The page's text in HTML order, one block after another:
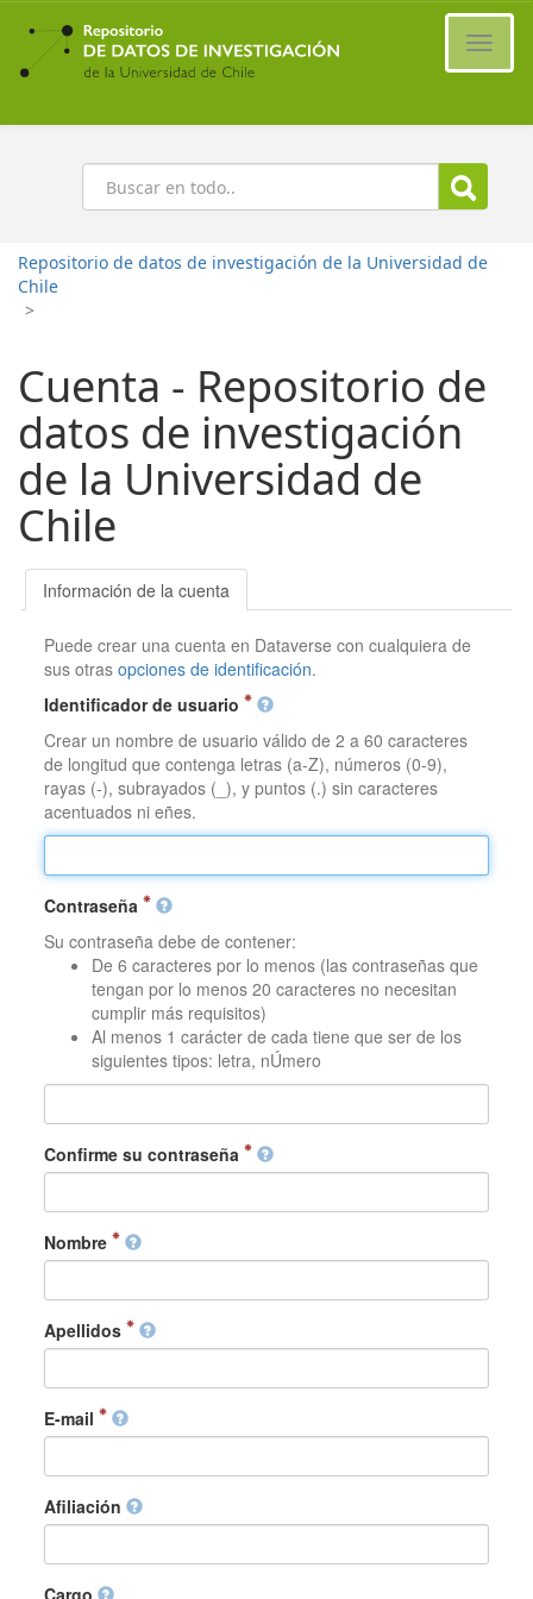
Ir
contenido
principal
Buscar
Repositorio de datos de investigación de la Universidad de
Chile
>
Cuenta - Repositorio de
datos de investigación
de la Universidad de
Chile
Información de la cuenta
Puede crear una cuenta en Dataverse con cualquiera de
sus otrasopciones de identificación.
Identificador de usuario
Crear un nombre de usuario válido de 2 a 60 caracteres
de longitud que contenga letras (a-Z), números (0-9),
rayas (-), subrayados (_), y puntos (.) sin caracteres
acentuados ni eñes.
Contraseña
Su contraseña debe de contener:
De 6 caracteres por lo menos (las contraseñas que
tengan por lo menos 20 caracteres no necesitan
cumplir más requisitos)
Al menos 1 carácter de cada tiene que ser de los
siguientes tipos: letra, nÚmero
Confirme su contraseña
Nombre
Apellidos
E-mail
Afiliación
Cargo